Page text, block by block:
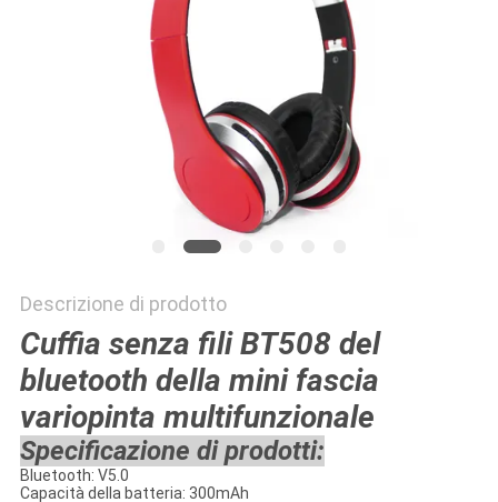
Descrizione di prodotto
Cuffia senza fili BT508 del
bluetooth della mini fascia
variopinta multifunzionale
Specificazione di prodotti:
Bluetooth: V5.0
Capacità della batteria: 300mAh